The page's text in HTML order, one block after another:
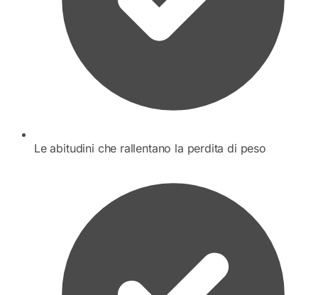
Le abitudini che rallentano la perdita di peso